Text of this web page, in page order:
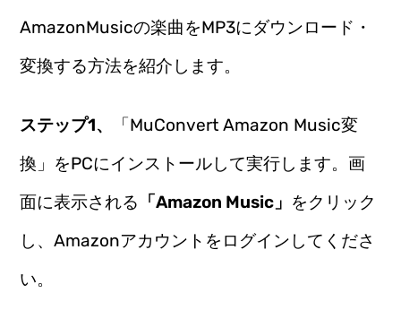
AmazonMusicの楽曲をMP3にダウンロード・
変換する方法を紹介します。
ステップ1、
「MuConvert Amazon Music変
換」をPCにインストールして実行します。画
面に表示される 「Amazon Music」 をクリック
し、Amazonアカウントをログインしてくださ
い。